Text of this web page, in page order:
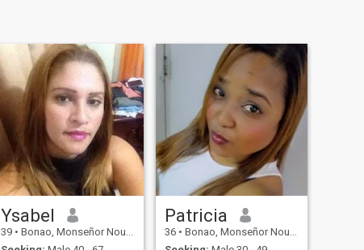
Ysabel
39 • Bonao, Monseñor Nouel, Dominican Republic
Patricia
36 • Bonao, Monseñor Nouel, Dominican Republic